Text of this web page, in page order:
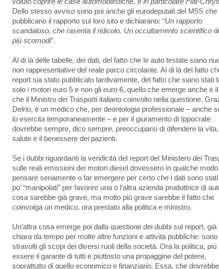
Dello stesso avviso sono poi anche gli eurodeputati del M5S che
pubblicano il rapporto sul loro sito e dichiarano: “Un rapporto
scandaloso, che rasenta il ridicolo. Un occultamento scientifico
più scomodi”.
Al di là delle tabelle, dei dati, del fatto che le auto testate siano
non rappresentative del reale parco circolante. Al di là del fatto
report sia stato pubblicato tardivamente, del fatto che siano stati
solo i motori euro 5 e non gli euro 6, quello che emerge anche è
che il Ministro dei Trasporti italiano coinvolto nella questione,
Delrio, è un medico che, per deontologia professionale – anche
lo esercita temporaneamente – e per il giuramento di Ippocrate
dovrebbe sempre, dico sempre, preoccuparsi di difendere la
salute e il benessere dei pazienti.
Se i dubbi riguardanti la veridicità del report del Ministero dei
sulle reali emissioni dei motori diesel dovessero in qualche
pensare seriamente o far emergere per certo che i dati sono
po’ “manipolati” per favorire una o l’altra azienda produttrice di
cosa sarebbe già grave, ma molto più grave sarebbe il fatto che
coinvolga un medico, ora prestato alla politica e ministro.
Un’altra cosa emerge poi dalla questione dei dubbi sul report, già
chiara da tempo per molte altre funzioni e attività pubbliche:
stravolti gli scopi dei diversi ruoli della società. Ora la politica, più
essere il garante di tutti è piuttosto una propaggine del potere,
soprattutto di quello economico e finanziario. Essa, che dovrebbe